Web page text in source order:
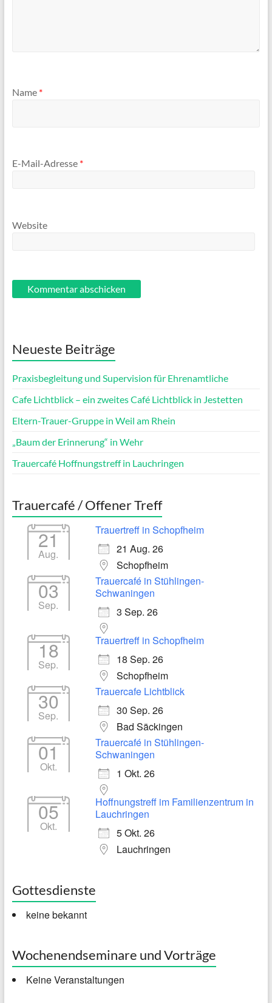
Name *
E-Mail-Adresse *
Website
Neueste Beiträge
Praxisbegleitung und Supervision für Ehrenamtliche
Cafe Lichtblick – ein zweites Café Lichtblick in Jestetten
Eltern-Trauer-Gruppe in Weil am Rhein
„Baum der Erinnerung“ in Wehr
Trauercafé Hoffnungstreff in Lauchringen
Trauercafé / Offener Treff
21
Aug.
Trauertreff in Schopfheim
21 Aug. 26
Schopfheim
03
Sep.
Trauercafé in Stühlingen-
Schwaningen
3 Sep. 26
18
Sep.
Trauertreff in Schopfheim
18 Sep. 26
Schopfheim
30
Sep.
Trauercafe Lichtblick
30 Sep. 26
Bad Säckingen
01
Okt.
Trauercafé in Stühlingen-
Schwaningen
1 Okt. 26
05
Okt.
Hoffnungstreff im Familienzentrum in
Lauchringen
5 Okt. 26
Lauchringen
Gottesdienste
keine bekannt
Wochenendseminare und Vorträge
Keine Veranstaltungen